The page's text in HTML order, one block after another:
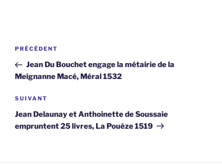
Navigation
l’article
Article
précédent
PRÉCÉDENT
Jean Du Bouchet engage la métairie de la
Meignanne Macé, Méral 1532
Article
suivant
SUIVANT
Jean Delaunay et Anthoinette de Soussaie
empruntent 25 livres, La Pouèze 1519